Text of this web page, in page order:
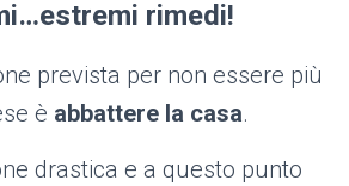
rimedi!
prevista per non essere più
è abbattere la casa.
drastica e a questo punto